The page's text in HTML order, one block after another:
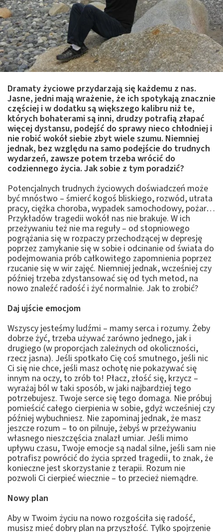
Dramaty życiowe przydarzają się każdemu z nas.
Jasne, jedni mają wrażenie, że ich spotykają znacznie
częściej i w dodatku są większego kalibru niż te,
których bohaterami są inni, drudzy potrafią złapać
więcej dystansu, podejść do sprawy nieco chłodniej i
nie robić wokół siebie zbyt wiele szumu. Niemniej
jednak, bez względu na samo podejście do trudnych
wydarzeń, zawsze potem trzeba wrócić do
codziennego życia. Jak sobie z tym poradzić?
Potencjalnych trudnych życiowych doświadczeń może
być mnóstwo – śmierć kogoś bliskiego, rozwód, utrata
pracy, ciężka choroba, wypadek samochodowy, pożar…
Przykładów tragedii wokół nas nie brakuje. W ich
przeżywaniu też nie ma reguły – od stopniowego
pogrążania się w rozpaczy przechodzącej w depresję
poprzez zamykanie się w sobie i odcinanie od świata do
podejmowania prób całkowitego zapomnienia poprzez
rzucanie się w wir zajęć. Niemniej jednak, wcześniej czy
później trzeba zdystansować się od tych metod, na
nowo znaleźć radość i żyć normalnie. Jak to zrobić?
Daj ujście emocjom
Wszyscy jesteśmy ludźmi – mamy serca i rozumy. Żeby
dobrze żyć, trzeba używać zarówno jednego, jak i
drugiego (w proporcjach zależnych od okoliczności,
rzecz jasna). Jeśli spotkało Cię coś smutnego, jeśli nic
Ci się nie chce, jeśli masz ochotę nie pokazywać się
innym na oczy, to zrób to! Płacz, złość się, krzycz –
wyrażaj ból w taki sposób, w jaki najbardziej tego
potrzebujesz. Twoje serce się tego domaga. Nie próbuj
pomieścić całego cierpienia w sobie, gdyż wcześniej czy
później wybuchniesz. Nie zapominaj jednak, że masz
jeszcze rozum – to on pilnuje, żebyś w przeżywaniu
własnego nieszczęścia znalazł umiar. Jeśli mimo
upływu czasu, Twoje emocje są nadal silne, jeśli sam nie
potrafisz powrócić do życia sprzed tragedii, to znak, że
konieczne jest skorzystanie z terapii. Rozum nie
pozwoli Ci cierpieć wiecznie – to przecież niemądre.
Nowy plan
Aby w Twoim życiu na nowo rozgościła się radość,
musisz mieć dobry plan na przyszłość. Tylko spojrzenie